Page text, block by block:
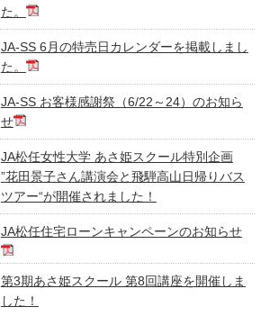
た。
JA-SS 6月の特売日カレンダーを掲載しまし
た。
JA-SS お客様感謝祭（6/22～24）のお知ら
せ
JA松任女性大学 あさ姫スクール特別企画
”花田景子さん講演会と飛騨高山日帰りバス
ツアー“が開催されました！
JA松任住宅ローンキャンペーンのお知らせ
第3期あさ姫スクール 第8回講座を開催しま
した！